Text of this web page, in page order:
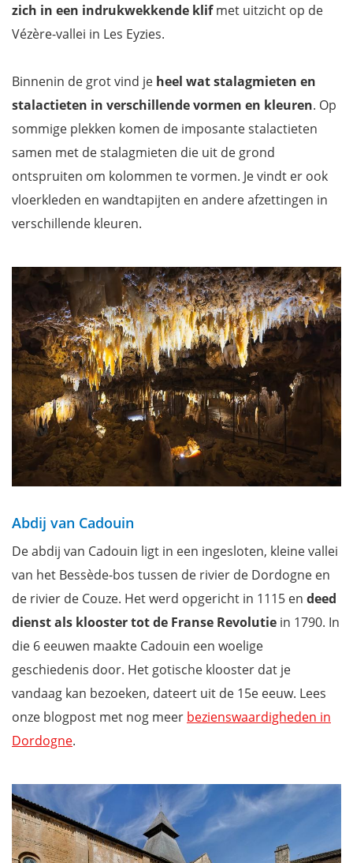
zich in een indrukwekkende klifmet uitzicht op de
Vézère-vallei in Les Eyzies.
Binnenin de grot vind je heel wat stalagmieten en
stalactieten in verschillende vormen en kleuren. Op
sommige plekken komen de imposante stalactieten
samen met de stalagmieten die uit de grond
ontspruiten om kolommen te vormen. Je vindt er ook
vloerkleden en wandtapijten en andere afzettingen in
verschillende kleuren.
Abdij van Cadouin
De abdij van Cadouin ligt in een ingesloten, kleine vallei
van het Bessède-bos tussen de rivier de Dordogne en
de rivier de Couze. Het werd opgericht in 1115 en deed
dienst als klooster tot de Franse Revolutie in 1790. In
die 6 eeuwen maakte Cadouin een woelige
geschiedenis door. Het gotische klooster dat je
vandaag kan bezoeken, dateert uit de 15e eeuw. Lees
onze blogpost met nog meer bezienswaardigheden in
Dordogne.